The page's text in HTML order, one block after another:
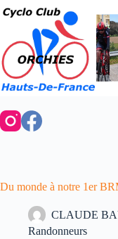
Passer
au
contenu
Du monde à notre 1er
CLAUDE
Randonneurs